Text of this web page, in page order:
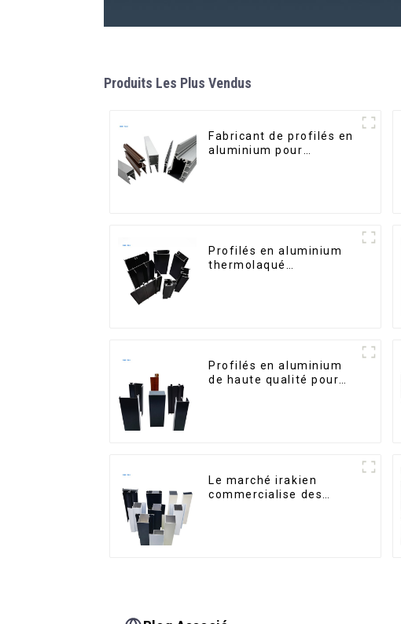
Produits Les Plus Vendus
Fabricant de profilés en
aluminium pour
Profilés en aluminium
thermolaqué
Profilés en aluminium
de haute qualité pour
Le marché irakien
commercialise des